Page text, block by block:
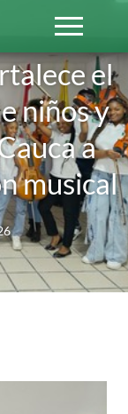
el
niños y
a
musical